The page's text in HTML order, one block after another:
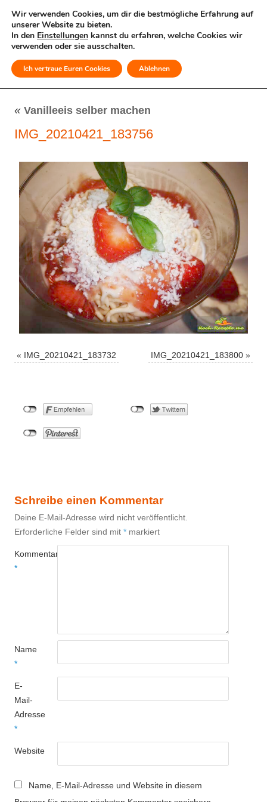
MENÜ
« Vanilleeis selber machen
IMG_20210421_183756
« IMG_20210421_183732 IMG_20210421_183800 »
Schreibe einen Kommentar
Deine E-Mail-Adresse wird nicht veröffentlicht.
Erforderliche Felder sind mit * markiert
Kommentar
*
Name
*
E-
Mail-
Adresse
*
Website
Name, E-Mail-Adresse und Website in diesem
Wir verwenden Cookies, um dir die bestmögliche Erfahrung auf
unserer Website zu bieten.
In den Einstellungen kannst du erfahren, welche Cookies wir
verwenden oder sie ausschalten.
Ich vertraue Euren Cookies Ablehnen